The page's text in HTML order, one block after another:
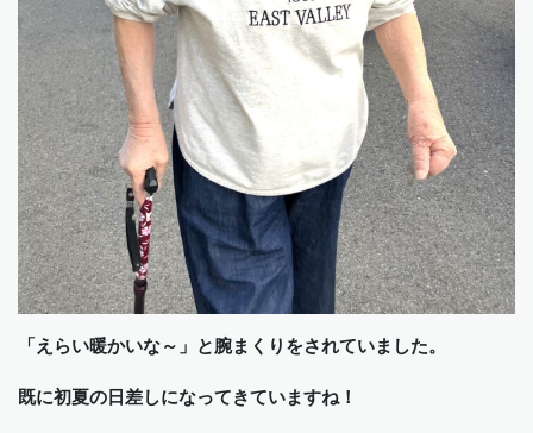
「えらい暖かいな～」と腕まくりをされていました。
既に初夏の日差しになってきていますね！